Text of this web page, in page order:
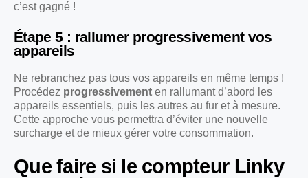
c’est gagné !
Étape 5 : rallumer progressivement vos
appareils
Ne rebranchez pas tous vos appareils en même temps !
Procédez progressivement en rallumant d’abord les
appareils essentiels, puis les autres au fur et à mesure.
Cette approche vous permettra d’éviter une nouvelle
surcharge et de mieux gérer votre consommation.
Que faire si le compteur Linky